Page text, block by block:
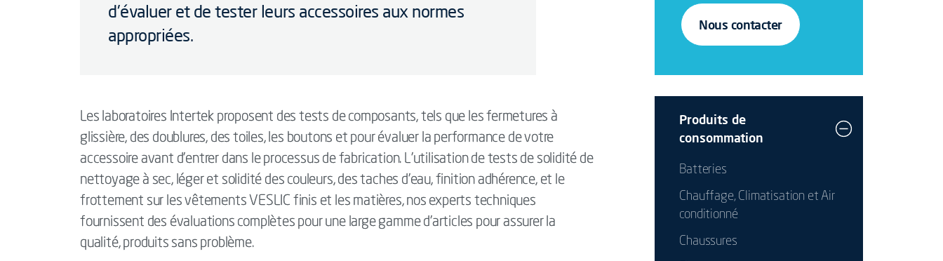
d'évaluer et de tester leurs accessoires aux normes
appropriées.
Les laboratoires Intertek proposent des tests de composants, tels que les fermetures à
glissière, des doublures, des toiles, les boutons et pour évaluer la performance de votre
accessoire avant d'entrer dans le processus de fabrication. L'utilisation de tests de solidité de
nettoyage à sec, léger et solidité des couleurs, des taches d'eau, finition adhérence, et le
frottement sur les vêtements VESLIC finis et les matières, nos experts techniques
fournissent des évaluations complètes pour une large gamme d'articles pour assurer la
qualité, produits sans problème.
Nous contacter
Produits de
consommation
Batteries
Chauffage, Climatisation et Air
conditionné
Chaussures